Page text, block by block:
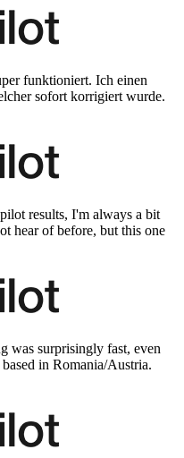
funktioniert. Ich einen
sofort korrigiert wurde.
results, I'm always a bit
hear of before, but this one
was surprisingly fast, even
in Romania/Austria.